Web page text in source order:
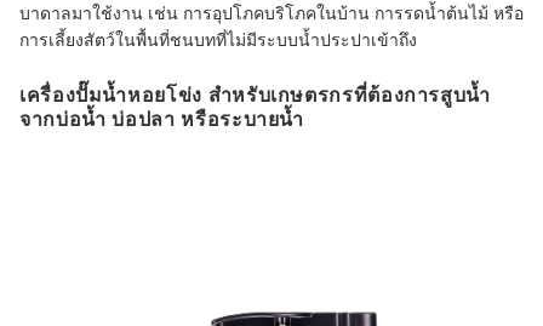
บาดาลมาใช้งาน เช่น การอุปโภคบริโภคในบ้าน การรดน้ำต้นไม้ หรือ
การเลี้ยงสัตว์ในพื้นที่ชนบทที่ไม่มีระบบน้ำประปาเข้าถึง
เครื่องปั๊มน้ำหอยโข่ง สำหรับเกษตรกรที่ต้องการสูบน้ำ
จากบ่อน้ำ บ่อปลา หรือระบายน้ำ